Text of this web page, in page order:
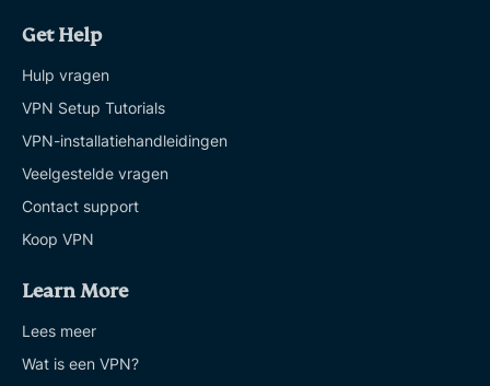
Get Help
Hulp vragen
VPN Setup Tutorials
VPN-installatiehandleidingen
Veelgestelde vragen
Contact support
Koop VPN
Learn More
Lees meer
Wat is een VPN?